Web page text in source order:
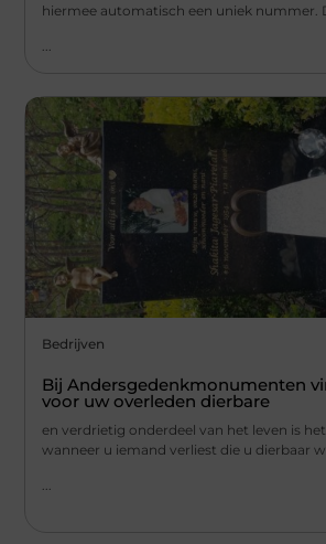
hiermee automatisch een uniek nummer.
Bedrijven
Bij Andersgedenkmonumenten
voor uw overleden dierbare
en verdrietig onderdeel van het leven is
wanneer u iemand verliest die u dierbaar
...